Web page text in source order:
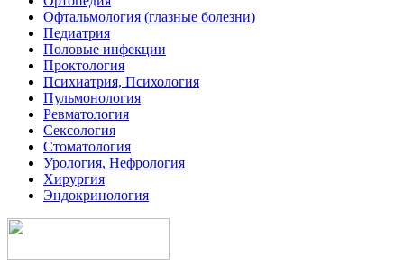
Офтальмология (глазные болезни)
Педиатрия
Половые инфекции
Проктология
Психиатрия, Психология
Пульмонология
Ревматология
Сексология
Стоматология
Урология, Нефрология
Хирургия
Эндокринология